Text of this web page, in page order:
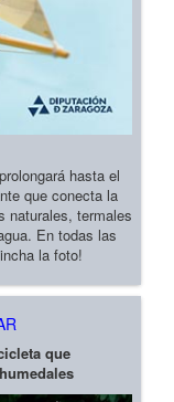
hasta el
que conecta la
naturales, termales
En todas las
la foto!
que